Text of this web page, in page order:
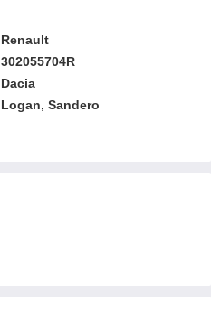
Renault
302055704R
Dacia
Logan, Sandero